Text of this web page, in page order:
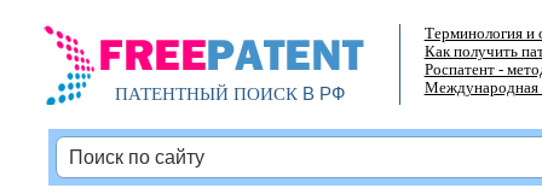
ПАТЕНТНЫЙ ПОИСКВ РФ
Терминология и
Как получить
Роспатент -
Международная